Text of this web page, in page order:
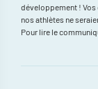
développement ! Vos
nos athlètes ne
Pour lire le